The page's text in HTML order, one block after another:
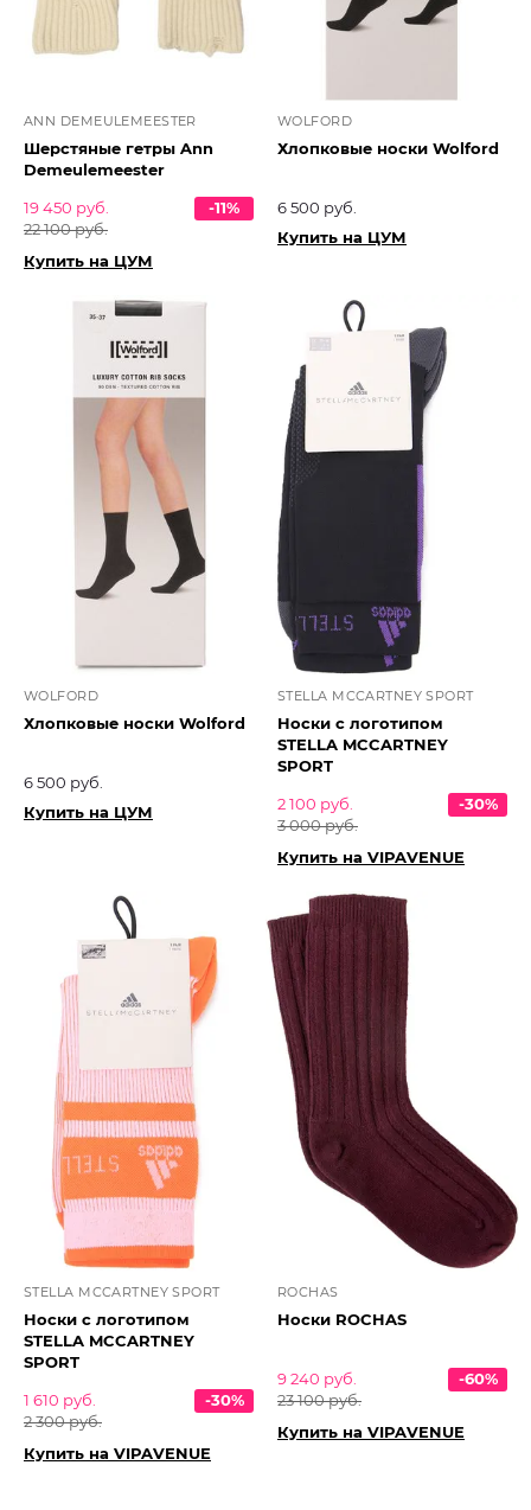
ANN DEMEULEMEESTER
Шерстяные гетры Ann
Demeulemeester
19 450 руб.
22 100 руб.
-11%
Купить на ЦУМ
WOLFORD
Хлопковые носки Wolford
6 500 руб.
Купить на ЦУМ
WOLFORD
Хлопковые носки Wolford
6 500 руб.
Купить на ЦУМ
STELLA MCCARTNEY SPORT
Носки с логотипом
STELLA MCCARTNEY
SPORT
2 100 руб.
3 000 руб.
-30%
Купить на VIPAVENUE
STELLA MCCARTNEY SPORT
Носки с логотипом
STELLA MCCARTNEY
SPORT
1 610 руб.
2 300 руб.
-30%
Купить на VIPAVENUE
ROCHAS
Носки ROCHAS
9 240 руб.
23 100 руб.
-60%
Купить на VIPAVENUE